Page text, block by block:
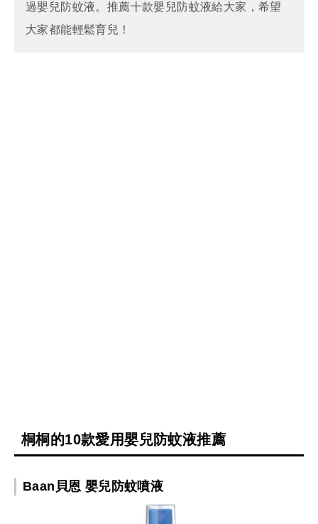
過嬰兒防蚊液。推薦十款嬰兒防蚊液給大家，希望
大家都能輕鬆育兒！
桐桐的10款愛用嬰兒防蚊液推薦
Baan貝恩 嬰兒防蚊噴液